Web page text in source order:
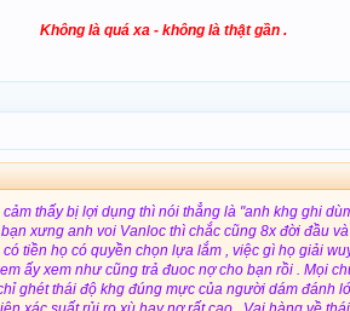
Không là quá xa - không là thật gần .
thấy bị lợi dụng thì nói thẳng là "anh khg ghi
xưng anh voi Vanloc thì chắc cũng 8x đời đầu
tiền họ có quyền chọn lựa lắm , việc gì họ giải
ấy xem như cũng trả đuoc nợ cho bạn rồi . Mọi
ghét thái độ khg đúng mực của người dám đánh